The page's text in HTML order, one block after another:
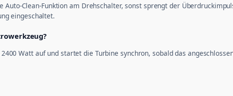
Clean-Funktion am Drehschalter, sonst sprengt der
eingeschaltet.
Watt auf und startet die Turbine synchron, sobald das